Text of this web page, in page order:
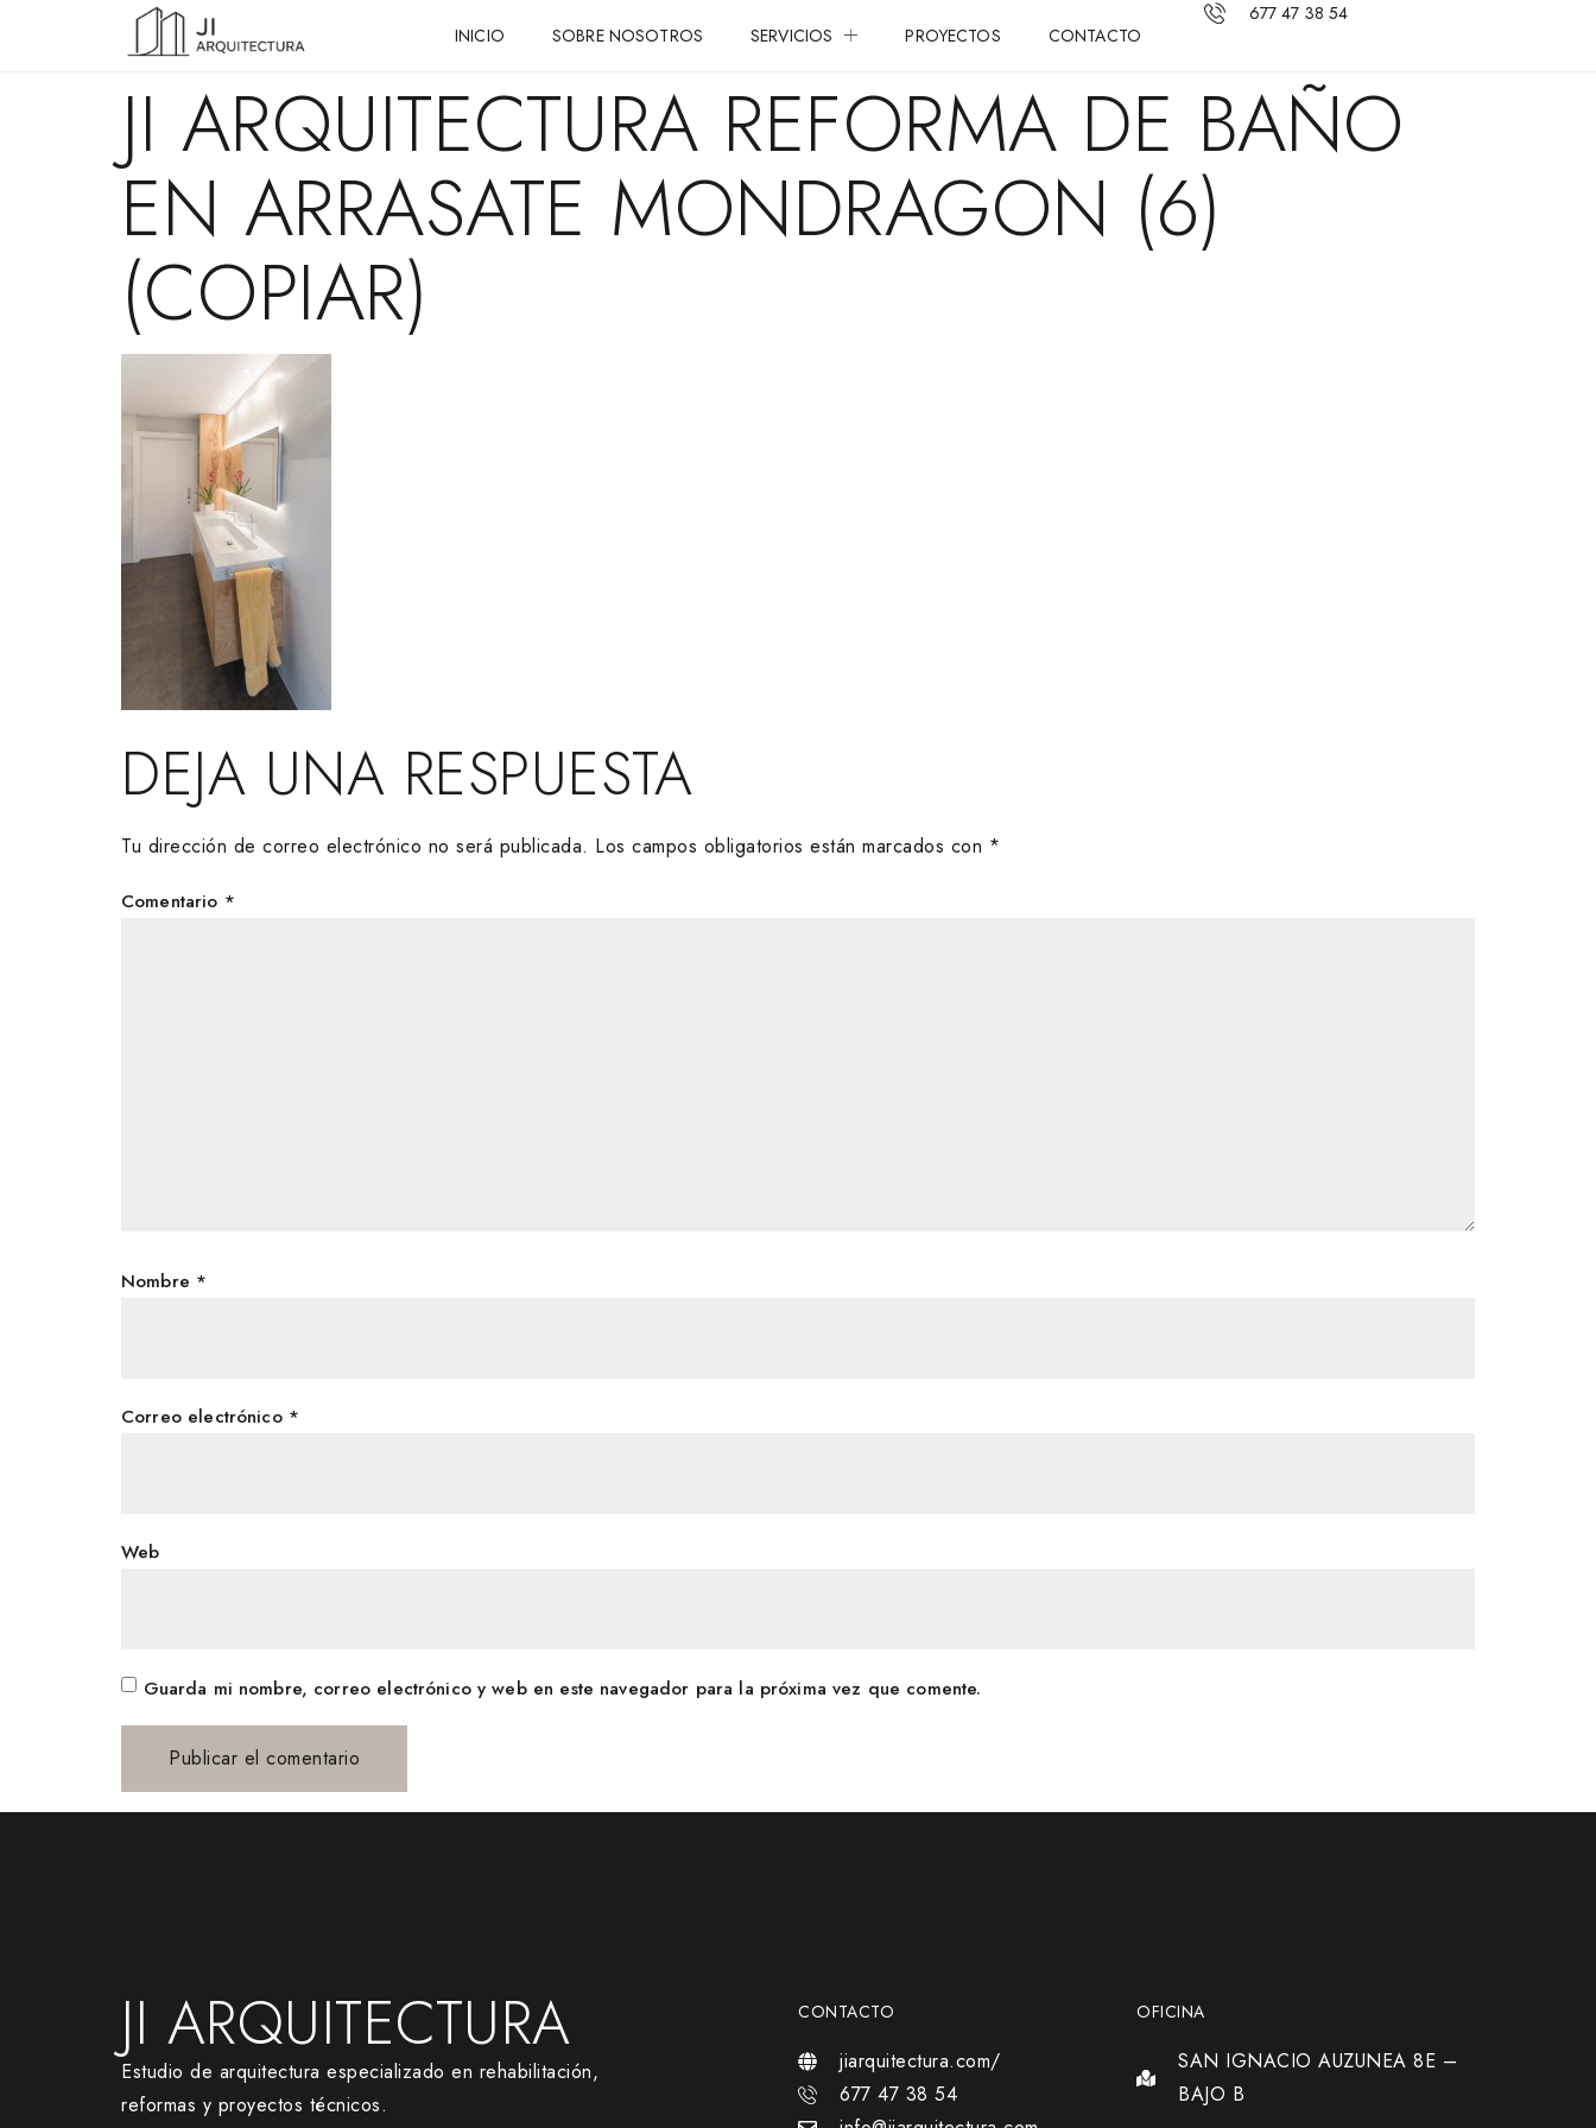
INICIO SOBRE NOSOTROS SERVICIOS PROYECTOS CONTACTO
677 47 38 54
JI ARQUITECTURA REFORMA DE BAÑO
EN ARRASATE MONDRAGON (6)
(COPIAR)
DEJA UNA RESPUESTA
Tu dirección de correo electrónico no será publicada. Los campos obligatorios están marcados con *
Comentario *
Nombre *
Correo electrónico *
Web
Guarda mi nombre, correo electrónico y web en este navegador para la próxima vez que comente.
JI ARQUITECTURA
Estudio de arquitectura especializado en rehabilitación,
reformas y proyectos técnicos.
CONTACTO
jiarquitectura.com/
677 47 38 54
OFICINA
SAN IGNACIO AUZUNEA 8E –
BAJO B